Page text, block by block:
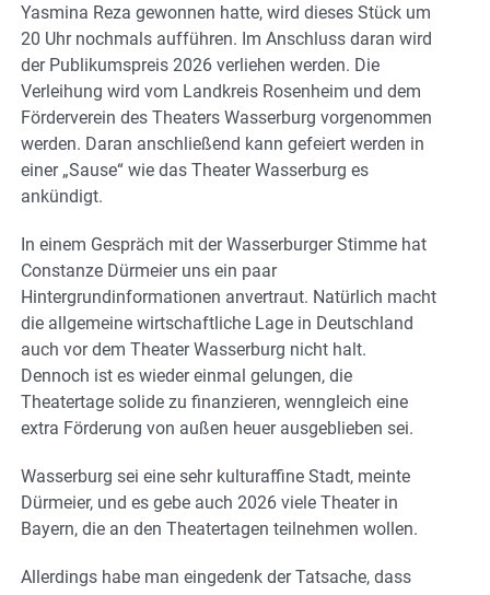
Yasmina Reza gewonnen hatte, wird dieses Stück um
20 Uhr nochmals aufführen. Im Anschluss daran wird
der Publikumspreis 2026 verliehen werden. Die
Verleihung wird vom Landkreis Rosenheim und dem
Förderverein des Theaters Wasserburg vorgenommen
werden. Daran anschließend kann gefeiert werden in
einer „Sause“ wie das Theater Wasserburg es
ankündigt.
In einem Gespräch mit der Wasserburger Stimme hat
Constanze Dürmeier uns ein paar
Hintergrundinformationen anvertraut. Natürlich macht
die allgemeine wirtschaftliche Lage in Deutschland
auch vor dem Theater Wasserburg nicht halt.
Dennoch ist es wieder einmal gelungen, die
Theatertage solide zu finanzieren, wenngleich eine
extra Förderung von außen heuer ausgeblieben sei.
Wasserburg sei eine sehr kulturaffine Stadt, meinte
Dürmeier, und es gebe auch 2026 viele Theater in
Bayern, die an den Theatertagen teilnehmen wollen.
Allerdings habe man eingedenk der Tatsache, dass